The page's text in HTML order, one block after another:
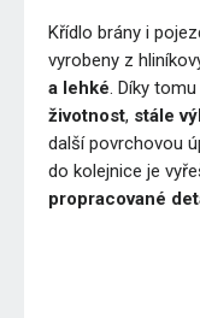
Křídlo brány i
vyrobeny z
a lehké. Díky
životnost, stále
další povrchovou
do kolejnice je
propracované